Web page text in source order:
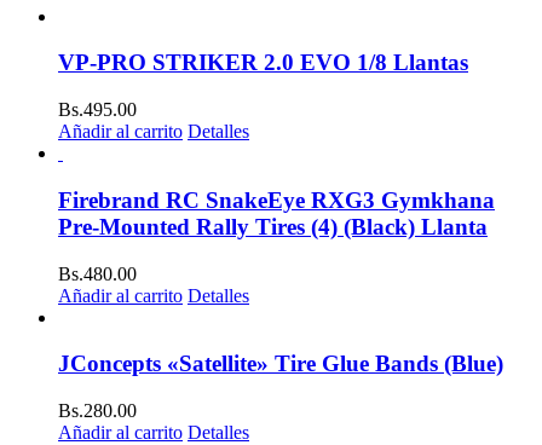
VP-PRO STRIKER 2.0 EVO 1/8 Llantas
Bs.495.00
Añadir al carrito Detalles
Firebrand RC SnakeEye RXG3 Gymkhana
Pre-Mounted Rally Tires (4) (Black) Llanta
Bs.480.00
Añadir al carrito Detalles
JConcepts «Satellite» Tire Glue Bands (Blue)
Bs.280.00
Añadir al carrito Detalles